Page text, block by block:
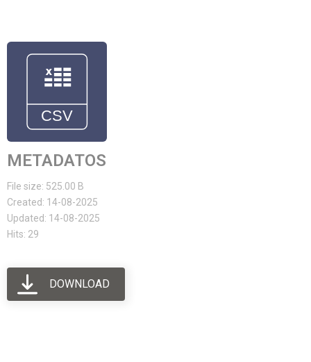
METADATOS
File size: 525.00 B
Created: 14-08-2025
Updated: 14-08-2025
Hits: 29
DOWNLOAD